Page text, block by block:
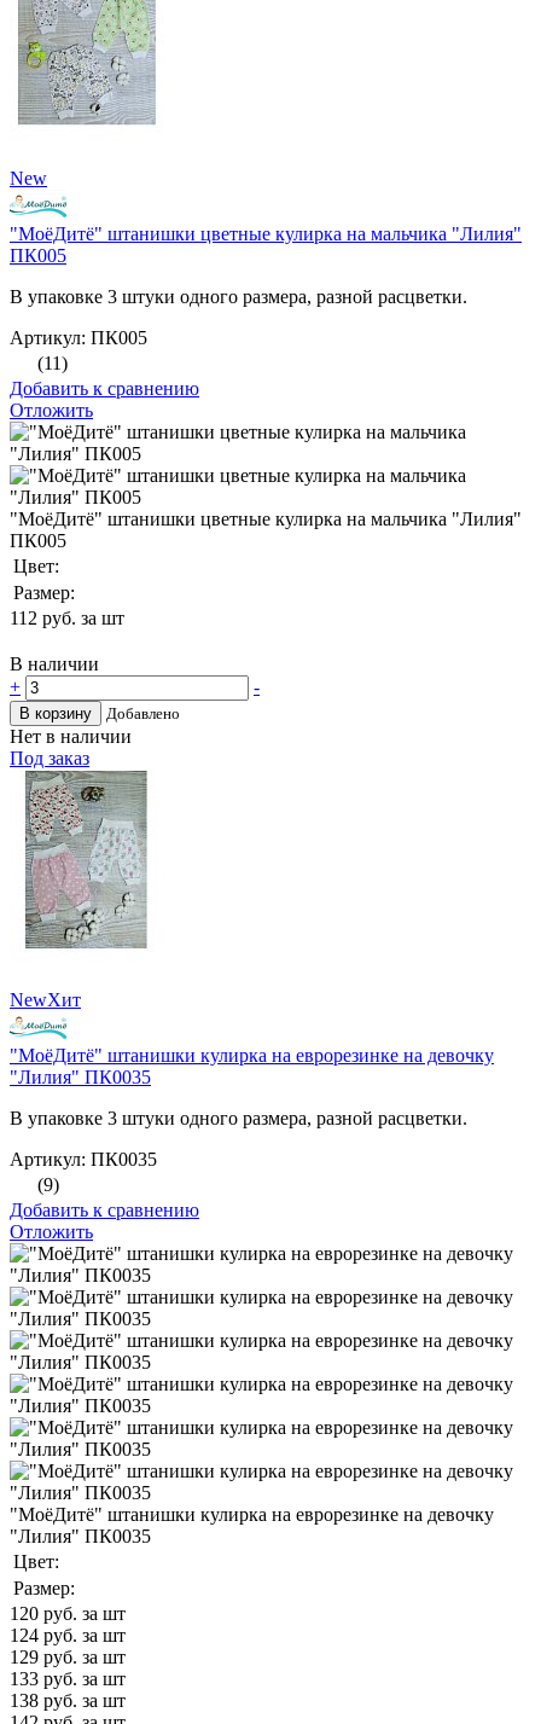
New
"МоёДитё" штанишки цветные кулирка на мальчика "Лилия"
ПК005
В упаковке 3 штуки одного размера, разной расцветки.
Артикул: ПК005
(11)
Добавить к сравнению
Отложить
"МоёДитё" штанишки цветные кулирка на мальчика "Лилия"
ПК005
Цвет:
Размер:
112 руб. за шт
В наличии
+
-
В корзину Добавлено
Нет в наличии
Под заказ
NewХит
"МоёДитё" штанишки кулирка на еврорезинке на девочку
"Лилия" ПК0035
В упаковке 3 штуки одного размера, разной расцветки.
Артикул: ПК0035
(9)
Добавить к сравнению
Отложить
"МоёДитё" штанишки кулирка на еврорезинке на девочку
"Лилия" ПК0035
Цвет:
Размер:
120 руб. за шт
124 руб. за шт
129 руб. за шт
133 руб. за шт
138 руб. за шт